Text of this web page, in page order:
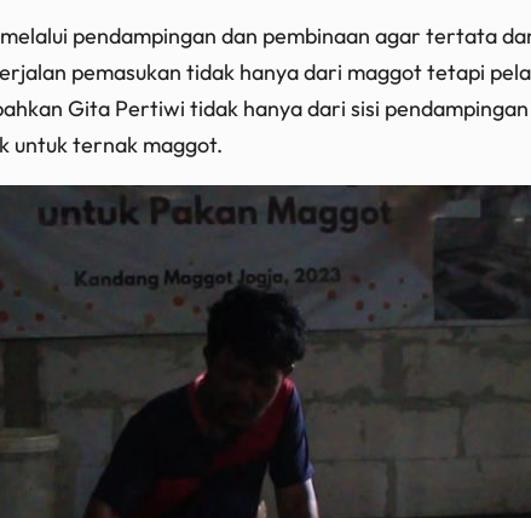
pendampingan dan pembinaan agar tertata
pemasukan tidak hanya dari maggot tetapi
Gita Pertiwi tidak hanya dari sisi
untuk ternak maggot.